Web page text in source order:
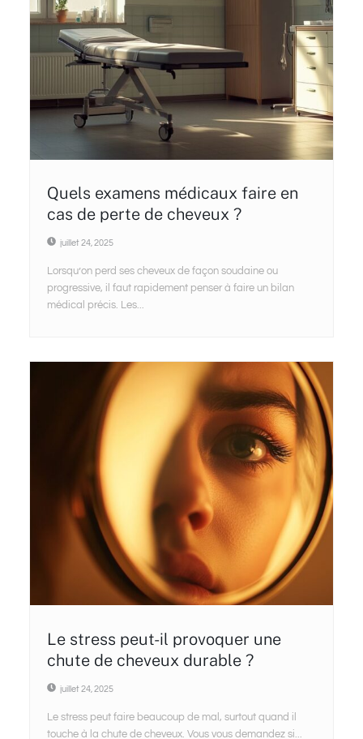
Quels examens médicaux faire en
cas de perte de cheveux ?
juillet 24, 2025
Lorsqu’on perd ses cheveux de façon soudaine ou
progressive, il faut rapidement penser à faire un bilan
médical précis. Les...
Le stress peut-il provoquer une
chute de cheveux durable ?
juillet 24, 2025
Le stress peut faire beaucoup de mal, surtout quand il
touche à la chute de cheveux. Vous vous demandez si...